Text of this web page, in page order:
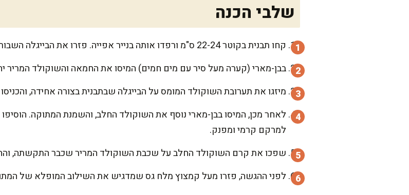
שלבי הכנה
קחו תבנית בקוטר 22-24 ס"מ ורפדו אותה בנייר אפייה. פזרו את הבייגלה השבור בתחתית בשכבה אחידה.
בבן-מארי (קערה מעל סיר עם מים חמים) המיסו את החמאה והשוקולד המריר יחד
מיזגו את תערובת השוקולד המומס על הבייגלה שבתבנית בצורה אחידה, והכניסו למקרר ל-15
לאחר מכן, המיסו בבן-מארי נוסף את השוקולד החלב, והשמנת המתוקה.
למרקם קרמי ומפנק.
שפכו את קרם השוקולד החלב על שכבת השוקולד המריר שכבר התקשתה,
לפני ההגשה, פזרו מעל קמצוץ מלח גס שמדגיש את השילוב המופלא של